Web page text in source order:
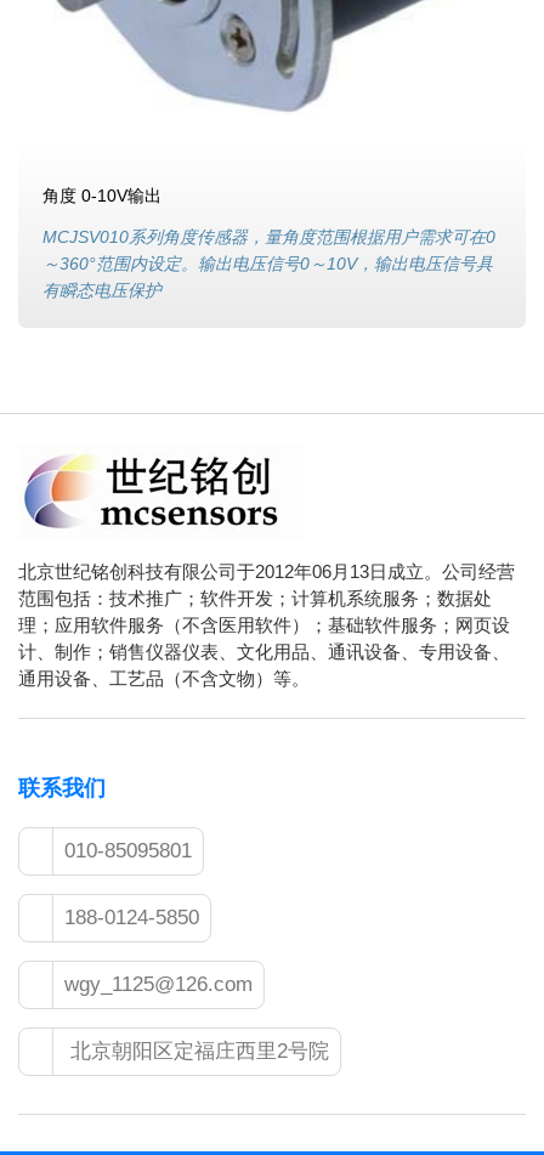
角度 0-10V输出
MCJSV010系列角度传感器，量角度范围根据用户需求可在0
～360°范围内设定。输出电压信号0～10V，输出电压信号具
有瞬态电压保护
北京世纪铭创科技有限公司于2012年06月13日成立。公司经营
范围包括：技术推广；软件开发；计算机系统服务；数据处
理；应用软件服务（不含医用软件）；基础软件服务；网页设
计、制作；销售仪器仪表、文化用品、通讯设备、专用设备、
通用设备、工艺品（不含文物）等。
联系我们
010-85095801
188-0124-5850
wgy_1125@126.com
北京朝阳区定福庄西里2号院